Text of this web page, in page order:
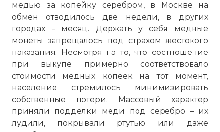
медью за копейку серебром, в Москве на
обмен отводилось две недели, в других
городах – месяц. Держать у себя медные
монеты запрещалось под страхом жестокого
наказания. Несмотря на то, что соотношение
при выкупе примерно соответствовало
стоимости медных копеек на тот момент,
население стремилось минимизировать
собственные потери. Массовый характер
приняли подделки меди под серебро – их
лудили, покрывали ртутью или даже